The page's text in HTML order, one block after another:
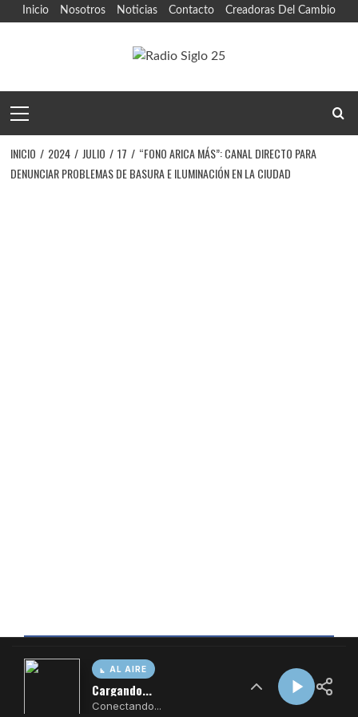
AL AIRE
Cargando...
Conectando...